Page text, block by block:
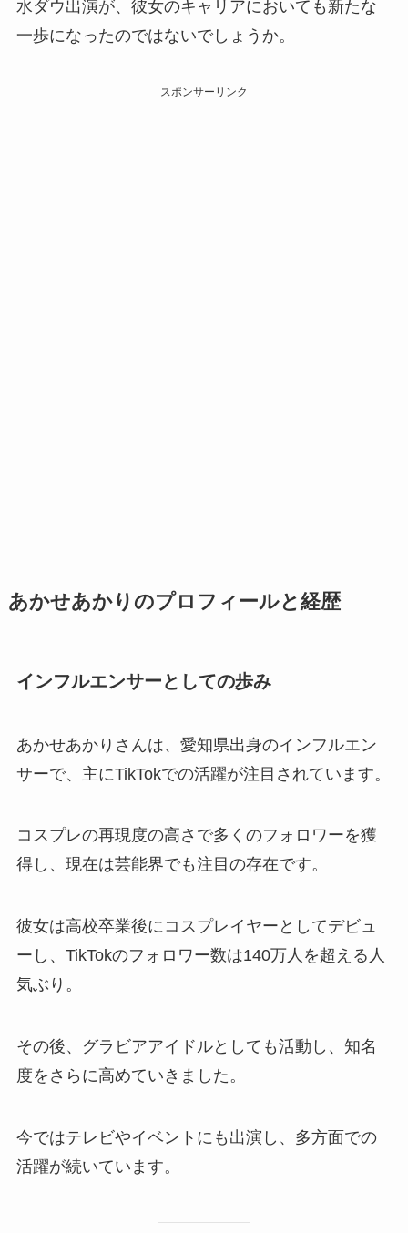
水ダウ出演が、彼女のキャリアにおいても新たな
一歩になったのではないでしょうか。
スポンサーリンク
あかせあかりのプロフィールと経歴
インフルエンサーとしての歩み
あかせあかりさんは、愛知県出身のインフルエン
サーで、主にTikTokでの活躍が注目されています。
コスプレの再現度の高さで多くのフォロワーを獲
得し、現在は芸能界でも注目の存在です。
彼女は高校卒業後にコスプレイヤーとしてデビュ
ーし、TikTokのフォロワー数は140万人を超える人
気ぶり。
その後、グラビアアイドルとしても活動し、知名
度をさらに高めていきました。
今ではテレビやイベントにも出演し、多方面での
活躍が続いています。